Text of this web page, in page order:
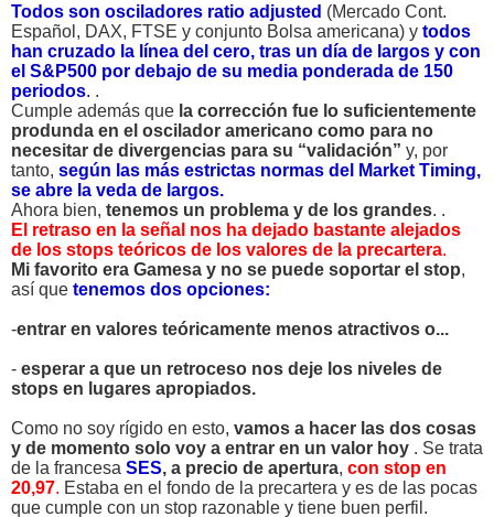
Todos son osciladores ratio adjusted (Mercado Cont.
Español, DAX, FTSE y conjunto Bolsa americana) y todos
han cruzado la línea del cero, tras un día de largos y con
el S&P500 por debajo de su media ponderada de 150
periodos. .
Cumple además que la corrección fue lo suficientemente
produnda en el oscilador americano como para no
necesitar de divergencias para su “validación” y, por
tanto, según las más estrictas normas del Market Timing,
se abre la veda de largos.
Ahora bien, tenemos un problema y de los grandes. .
El retraso en la señal nos ha dejado bastante alejados
de los stops teóricos de los valores de la precartera.
Mi favorito era Gamesa y no se puede soportar el stop,
así que tenemos dos opciones:
-entrar en valores teóricamente menos atractivos o...
- esperar a que un retroceso nos deje los niveles de
stops en lugares apropiados.
Como no soy rígido en esto, vamos a hacer las dos cosas
y de momento solo voy a entrar en un valor hoy . Se trata
de la francesa SES, a precio de apertura, con stop en
20,97. Estaba en el fondo de la precartera y es de las pocas
que cumple con un stop razonable y tiene buen perfil.